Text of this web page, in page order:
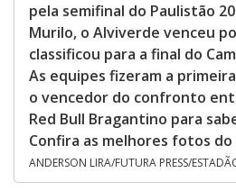
pela semifinal do Paulistão
Murilo, o Alviverde venceu
classificou para a final do
As equipes fizeram a
o vencedor do confronto
Red Bull Bragantino para
Confira as melhores fotos
ANDERSON LIRA/FUTURA PRESS/